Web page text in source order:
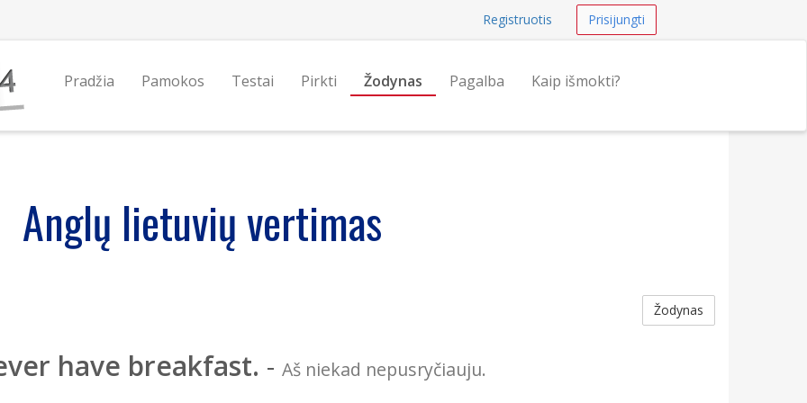
Registruotis Prisijungti
Pradžia Pamokos Testai Pirkti Žodynas Pagalba Kaip išmokti?
Anglų lietuvių vertimas
Žodynas
have breakfast. - Aš niekad nepusryčiauju.